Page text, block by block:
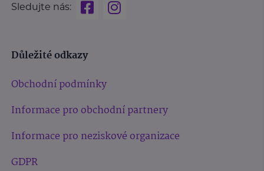
Sledujte nás:
Důležité odkazy
Obchodní podmínky
Informace pro obchodní partnery
Informace pro neziskové organizace
GDPR